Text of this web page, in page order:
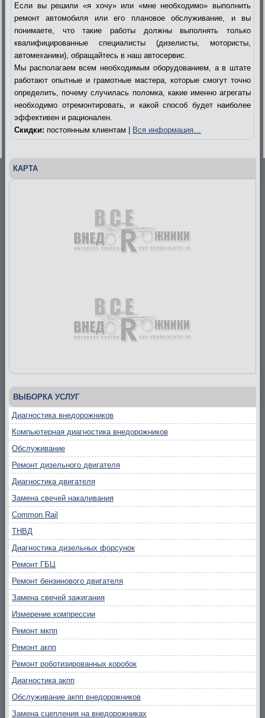
Если вы решили «я хочу» или «мне необходимо» выполнить
ремонт автомобиля или его плановое обслуживание, и вы
понимаете, что такие работы должны выполнять только
квалифицированные специалисты (дизелисты, мотористы,
автомеханики), обращайтесь в наш автосервис.
Мы располагаем всем необходимым оборудованием, а в штате
работают опытные и грамотные мастера, которые смогут точно
определить, почему случилась поломка, какие именно агрегаты
необходимо отремонтировать, и какой способ будет наиболее
эффективен и рационален.
Скидки: постоянным клиентам | Вся информация…
КАРТА
ВЫБОРКА УСЛУГ
Диагностика внедорожников
Компьютерная диагностика внедорожников
Обслуживание
Ремонт дизельного двигателя
Диагностика двигателя
Замена свечей накаливания
Common Rail
ТНВД
Диагностика дизельных форсунок
Ремонт ГБЦ
Ремонт бензинового двигателя
Замена свечей зажигания
Измерение компрессии
Ремонт мкпп
Ремонт акпп
Ремонт роботизированных коробок
Диагностика акпп
Обслуживание акпп внедорожников
Замена сцепления на внедорожниках